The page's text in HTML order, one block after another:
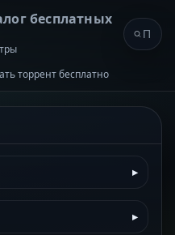
бесплатных
торрент бесплатно
▸
▸